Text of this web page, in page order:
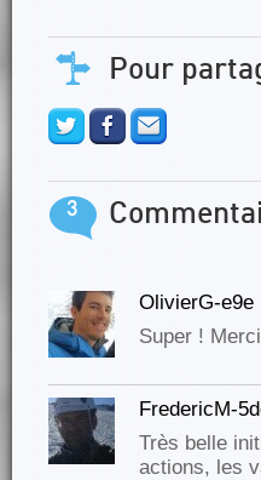
Pour
3
OlivierG-e9e
Super !
FredericM-
Très belle
actions, les